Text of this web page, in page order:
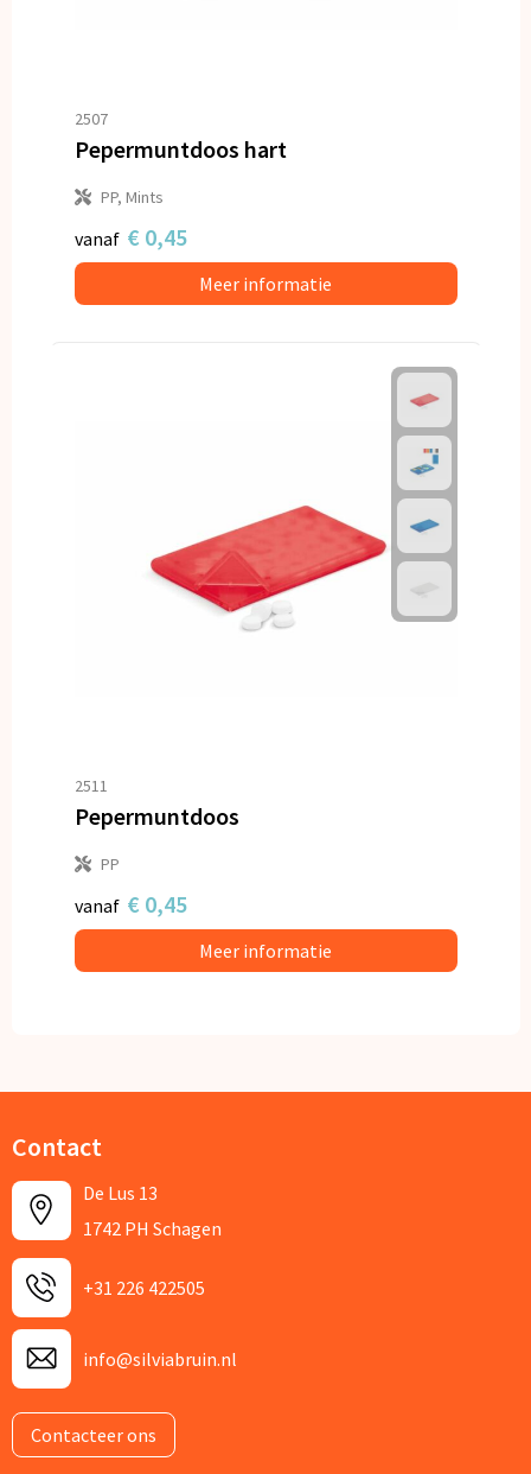
2507
Pepermuntdoos hart
PP, Mints
vanaf € 0,45
Meer informatie
2511
Pepermuntdoos
PP
vanaf € 0,45
Meer informatie
Contact
De Lus 13
1742 PH Schagen
+31 226 422505
info@silviabruin.nl
Contacteer ons